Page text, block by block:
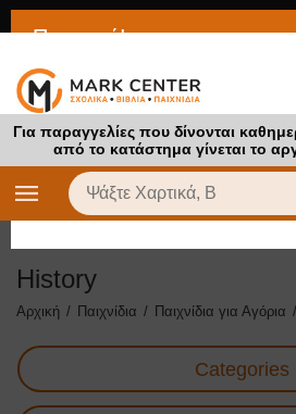
Για παραγγελίες που δίνονται
από το κατάστημα γίνεται το
History
Αρχική / Παιχνίδια / Παιχνίδια για Αγόρια /
Categories
Προσοχή!
Το προϊόν στο οποίο προσπαθείτε
είναι